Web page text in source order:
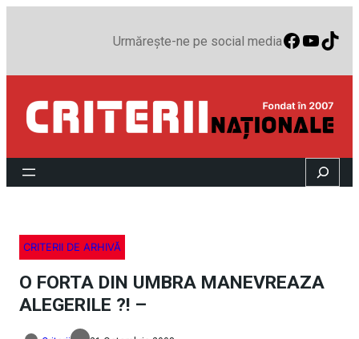
Urmărește-ne pe social media
Search
CRITERII DE ARHIVĂ
O FORTA DIN UMBRA MANEVREAZA
ALEGERILE ?! –